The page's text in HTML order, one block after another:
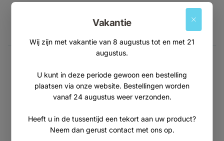
Vakantie
Wij zijn met vakantie van 8 augustus tot en met 21
augustus.
U kunt in deze periode gewoon een bestelling
plaatsen via onze website. Bestellingen worden
vanaf 24 augustus weer verzonden.
Heeft u in de tussentijd een tekort aan uw product?
Neem dan gerust contact met ons op.
1203 Probiotica complex
Toon meer producten